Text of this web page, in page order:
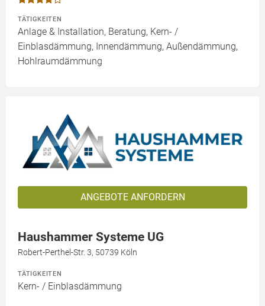
TÄTIGKEITEN
Anlage & Installation, Beratung, Kern- /
Einblasdämmung, Innendämmung, Außendämmung,
Hohlraumdämmung
ANGEBOTE ANFORDERN
Haushammer Systeme UG
Robert-Perthel-Str. 3, 50739 Köln
TÄTIGKEITEN
Kern- / Einblasdämmung